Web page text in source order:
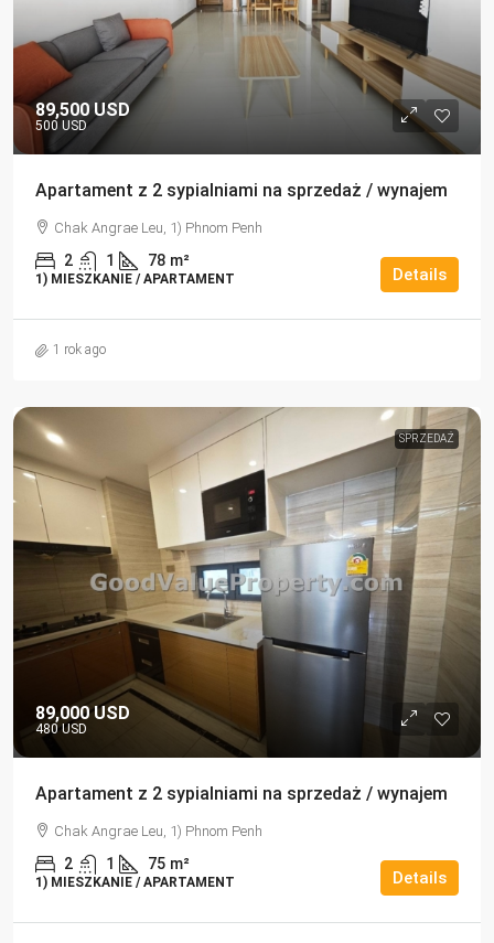
89,500 USD
500 USD
Apartament z 2 sypialniami na sprzedaż / wynajem
Chak Angrae Leu, 1) Phnom Penh
2 1 78 m²
1) MIESZKANIE / APARTAMENT Details
1 rok ago
SPRZEDAŻ
89,000 USD
480 USD
Apartament z 2 sypialniami na sprzedaż / wynajem
Chak Angrae Leu, 1) Phnom Penh
2 1 75 m²
1) MIESZKANIE / APARTAMENT Details